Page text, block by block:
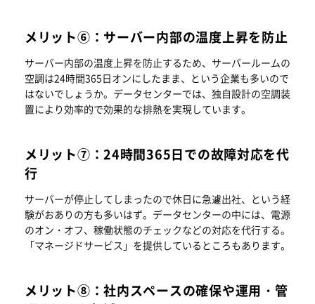
メリット⑥：サーバー内部の温度上昇を防止
サーバー内部の温度上昇を防止するため、サーバールームの
空調は24時間365日オンにしたまま、という企業も多いので
はないでしょうか。データセンターでは、独自設計の空調装
置により効率的で効果的な排熱を実現しています。
メリット⑦：24時間365日での故障対応を代
行
サーバーが停止してしまったので休日に急遽出社、という経
験がおありの方も多いはず。データセンターの中には、電源
のオン・オフ、稼働状態のチェックなどの対応を代行する。
「マネージドサービス」を提供しているところもあります。
メリット⑧：社内スペースの確保や運用・管